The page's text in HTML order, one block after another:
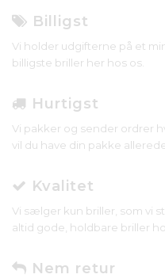
Billigst
Vi holder udgifterne på et
billigste briller her hos os.
Hurtigst
Vi pakker og sender ordrer
vil du have din pakke
Kvalitet
Vi sælger kun briller, som vi
altid gode, holdbare briller
Nem retur